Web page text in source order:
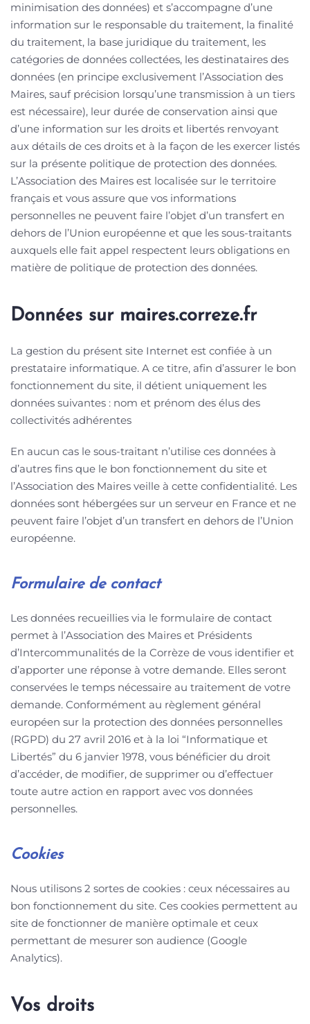
minimisation des données) et s’accompagne d’une
information sur le responsable du traitement, la finalité
du traitement, la base juridique du traitement, les
catégories de données collectées, les destinataires des
données (en principe exclusivement l’Association des
Maires, sauf précision lorsqu’une transmission à un tiers
est nécessaire), leur durée de conservation ainsi que
d’une information sur les droits et libertés renvoyant
aux détails de ces droits et à la façon de les exercer listés
sur la présente politique de protection des données.
L’Association des Maires est localisée sur le territoire
français et vous assure que vos informations
personnelles ne peuvent faire l’objet d’un transfert en
dehors de l’Union européenne et que les sous-traitants
auxquels elle fait appel respectent leurs obligations en
matière de politique de protection des données.
Données sur maires.correze.fr
La gestion du présent site Internet est confiée à un
prestataire informatique. A ce titre, afin d’assurer le bon
fonctionnement du site, il détient uniquement les
données suivantes : nom et prénom des élus des
collectivités adhérentes
En aucun cas le sous-traitant n’utilise ces données à
d’autres fins que le bon fonctionnement du site et
l’Association des Maires veille à cette confidentialité. Les
données sont hébergées sur un serveur en France et ne
peuvent faire l’objet d’un transfert en dehors de l’Union
européenne.
Formulaire de contact
Les données recueillies via le formulaire de contact
permet à l’Association des Maires et Présidents
d’Intercommunalités de la Corrèze de vous identifier et
d’apporter une réponse à votre demande. Elles seront
conservées le temps nécessaire au traitement de votre
demande. Conformément au règlement général
européen sur la protection des données personnelles
(RGPD) du 27 avril 2016 et à la loi “Informatique et
Libertés” du 6 janvier 1978, vous bénéficier du droit
d’accéder, de modifier, de supprimer ou d’effectuer
toute autre action en rapport avec vos données
personnelles.
Cookies
Nous utilisons 2 sortes de cookies : ceux nécessaires au
bon fonctionnement du site. Ces cookies permettent au
site de fonctionner de manière optimale et ceux
permettant de mesurer son audience (Google
Analytics).
Vos droits